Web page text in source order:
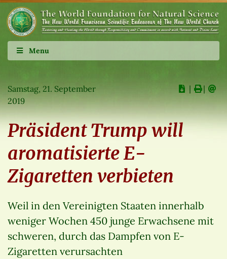
Menu
Samstag, 21. September
2019
∣ ∣
Präsident Trump will
aromatisierte E-
Zigaretten verbieten
Weil in den Vereinigten Staaten innerhalb
weniger Wochen 450 junge Erwachsene mit
schweren, durch das Dampfen von E-
Zigaretten verursachten